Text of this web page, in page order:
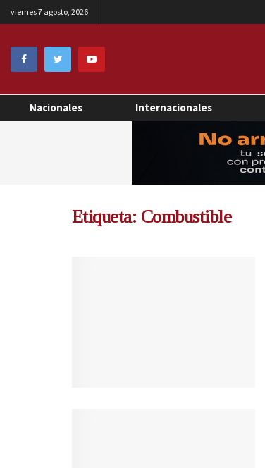
viernes 7 agosto, 2026
Nacionales Internacionales
Etiqueta: Combustible